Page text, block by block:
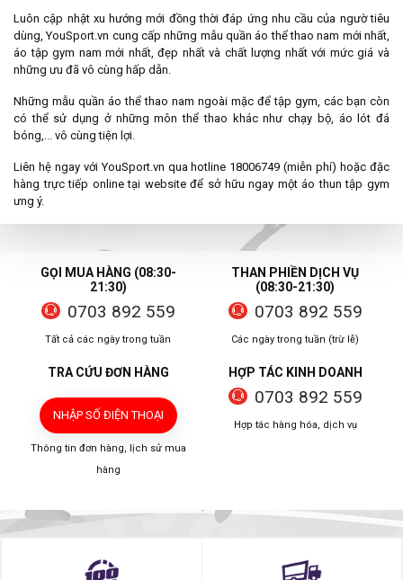
Luôn cập nhật xu hướng mới đồng thời đáp ứng nhu cầu của ngườ tiêu
dùng, YouSport.vn cung cấp những mẫu quần áo thể thao nam mới nhất,
áo tập gym nam mới nhất, đẹp nhất và chất lượng nhất với mức giá và
những ưu đã vô cùng hấp dẫn.
Những mẫu quần áo thể thao nam ngoài mặc để tập gym, các bạn còn
có thể sử dụng ở những môn thể thao khác như chạy bộ, áo lót đá
bóng,... vô cùng tiện lợi.
Liên hệ ngay với YouSport.vn qua hotline 18006749 (miễn phí) hoặc đặc
hàng trực tiếp online tại website để sở hữu ngay một áo thun tập gym
ưng ý.
GỌI MUA HÀNG (08:30-
21:30)
0703 892 559
Tất cả các ngày trong tuần
THAN PHIỀN DỊCH VỤ
(08:30-21:30)
0703 892 559
Các ngày trong tuần (trừ lễ)
TRA CỨU ĐƠN HÀNG
NHẬP SỐ ĐIỆN THOẠI
Thông tin đơn hàng, lịch sử mua
hàng
HỢP TÁC KINH DOANH
0703 892 559
Hợp tác hàng hóa, dịch vụ